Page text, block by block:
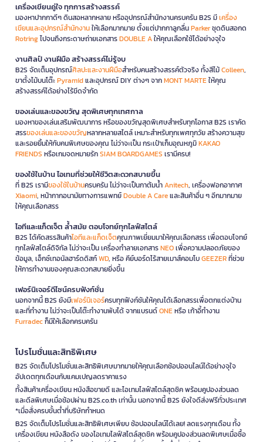
เครื่องเขียนคู่ใจ ทุกการสร้างสรรค์
มองหาปากกาดีๆ ดินสอหลากหลาย หรืออุปกรณ์สำนักงานครบครัน B2S มีเครื่อง
เขียนและอุปกรณ์สำนักงานให้เลือกมากมาย ตั้งแต่ปากกาลูกลื่นParkerชุดดินสอกด
Rotringไปจนถึงกระดาษถ่ายเอกสารDOUBLE Aให้คุณเลือกใช้ได้อย่างจุใจ
งานศิลป์ งานฝีมือ สร้างสรรค์ไม่รู้จบ
B2S จัดเต็มอุปกรณ์ศิลปะและงานฝีมือสำหรับคนสร้างสรรค์ตัวจริง ทั้งสีไม้Colleen,
ขาตั้งไม้บนโต๊ะPyramidและอุปกรณ์ DIY ต่างๆ จากMONT MARTEให้คุณ
สร้างสรรค์ได้อย่างไร้ขีดจำกัด
ของเล่นและของขวัญ สุดพิเศษทุกเทศกาล
มองหาของเล่นเสริมพัฒนาการ หรือของขวัญสุดพิเศษสำหรับทุกโอกาส B2S เราคัด
สรรของเล่นและของขวัญหลากหลายสไตล์ เหมาะสำหรับทุกเพศทุกวัย สร้างความสุข
และรอยยิ้มให้กับคนพิเศษของคุณ ไม่ว่าจะเป็น กระเป๋าเก็บอุณหภูมิKAKAO
FRIENDS หรือเกมจดหมายรักSIAM BOARDGAMES เรามีครบ!
ของใช้ในบ้าน ไอเทมที่ช่วยให้ชีวิตสะดวกสบายขึ้น
ที่ B2S เรามีของใช้ในบ้านครบครัน ไม่ว่าจะเป็นกาต้มน้ำAnitech, เครื่องฟอกอากาศ
Xiaomi, หน้ากากอนามัยทางการแพทย์Double A Careและสินค้าอื่น ๆ อีกมากมาย
ให้คุณเลือกสรร
ไอทีและแก็ดเจ็ต ล้ำสมัย ตอบโจทย์ทุกไลฟ์สไตล์
B2S ได้คัดสรรสินค้าไอทีและแก็ดเจ็ตคุณภาพเยี่ยมมาให้คุณเลือกสรร เพื่อตอบโจทย์
ทุกไลฟ์สไตล์ดิจิทัล ไม่ว่าจะเป็น เครื่องทำลายเอกสารNEOเพื่อความปลอดภัยของ
ข้อมูล, เอ็กซ์เทอนัลฮาร์ดดิสก์WD, หรือ คีย์บอร์ดไร้สายเมาส์คอมโบGEEZERที่ช่วย
ให้การทำงานของคุณสะดวกสบายยิ่งขึ้น
เฟอร์นิเจอร์ดีไซน์ครบฟังก์ชั่น
นอกจากนี้ B2S ยังมีเฟอร์นิเจอร์ครบทุกฟังก์ชันให้คุณได้เลือกสรรเพื่อตกแต่งบ้าน
และที่ทำงาน ไม่ว่าจะเป็นโต๊ะทำงานพับได้ จากแบรนด์ONEหรือ เก้าอี้ทำงาน
Furradecก็มีให้เลือกครบครัน
โปรโมชั่นและสิทธิพิเศษ
B2S จัดเต็มโปรโมชั่นและสิทธิพิเศษมากมายให้คุณเลือกช้อปออนไลน์ได้อย่างจุใจ
อัปเดตทุกเดือนกับแคมเปญลดราคาแรง
ทั้งสินค้าเครื่องเขียน หนังสือขายดี และไอเทมไลฟ์สไตล์สุดชิค พร้อมคูปองส่วนลด
และดีลพิเศษเมื่อช้อปผ่าน B2S.co.th เท่านั้น นอกจากนี้ B2S ยังใจดีส่งฟรีทั่วประเทศ
*เมื่อสั่งครบขั้นต่ำที่บริษัทกำหนด
B2S จัดเต็มโปรโมชั่นและสิทธิพิเศษเพียบ ช้อปออนไลน์ได้เลย! ลดแรงทุกเดือน ทั้ง
เครื่องเขียน หนังสือดัง ของไอเทมไลฟ์สไตล์สุดชิค พร้อมคูปองส่วนลดพิเศษเมื่อซื้อ